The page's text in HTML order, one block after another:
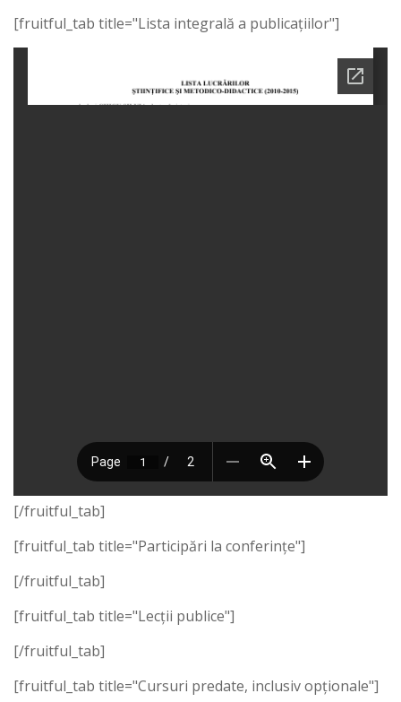
[fruitful_tab title="Lista integrală a publicațiilor"]
[/fruitful_tab]
[fruitful_tab title="Participări la conferințe"]
[/fruitful_tab]
[fruitful_tab title="Lecții publice"]
[/fruitful_tab]
[fruitful_tab title="Cursuri predate, inclusiv opționale"]